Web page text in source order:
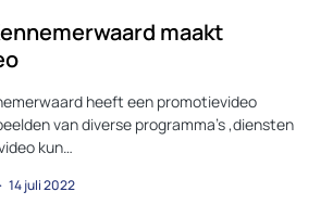
maakt
heeft een promotievideo
van diverse programma’s ,diensten
kun…
14 juli 2022